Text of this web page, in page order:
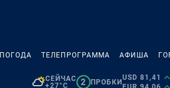
ПОГОДА ТЕЛЕПРОГРАММА АФИША
СЕЙЧАС
+27°C
2 ПРОБКИ
USD 81,41